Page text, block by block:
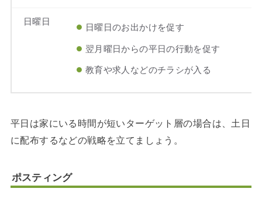
日曜日
日曜日のお出かけを促す
翌月曜日からの平日の行動を促す
教育や求人などのチラシが入る
平日は家にいる時間が短いターゲット層の場合は、土日
に配布するなどの戦略を立てましょう。
ポスティング